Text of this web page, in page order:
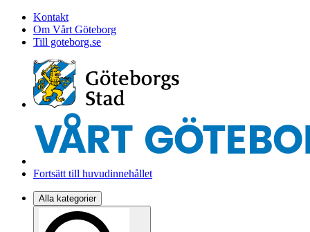
Kontakt
Om Vårt Göteborg
Till goteborg.se
Fortsätt till huvudinnehållet
Alla kategorier